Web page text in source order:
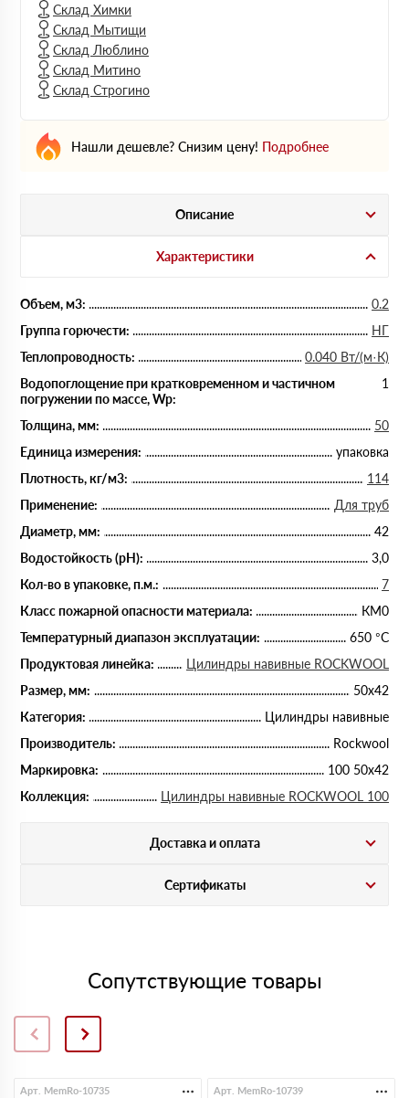
Склад Химки
Склад Мытищи
Склад Люблино
Склад Митино
Склад Строгино
Нашли дешевле? Снизим цену! Подробнее
Описание
Характеристики
Объем, м3:
0.2
Группа горючести:
НГ
Теплопроводность:
0.040 Вт/(м·К)
Водопоглощение при кратковременном и частичном
погружении по массе, Wp:
1
Толщина, мм:
50
Единица измерения:
упаковка
Плотность, кг/м3:
114
Применение:
Для труб
Диаметр, мм:
42
Водостойкость (рН):
3,0
Кол-во в упаковке, п.м.:
7
Класс пожарной опасности материала:
КМ0
Температурный диапазон эксплуатации:
650 °С
Продуктовая линейка:
Цилиндры навивные ROCKWOOL
Размер, мм:
50х42
Категория:
Цилиндры навивные
Производитель:
Rockwool
Маркировка:
100 50х42
Коллекция:
Цилиндры навивные ROCKWOOL 100
Доставка и оплата
Сертификаты
Сопутствующие товары
Арт. MemRo-10735 Арт. MemRo-10739